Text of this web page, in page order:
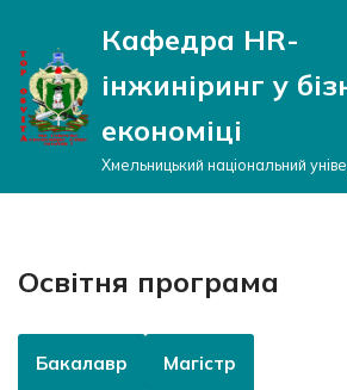
Перейти
до
вмісту
Кафедра HR-
інжиніринг у
економіці
Хмельницький національний
Освітня програма
Бакалавр Магістр